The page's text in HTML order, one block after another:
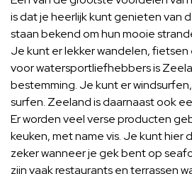
is dat je heerlijk kunt genieten van
staan bekend om hun mooie
Je kunt er lekker wandelen, fietsen
voor watersportliefhebbers is
bestemming. Je kunt er
surfen. Zeeland is daarnaast ook
Er worden veel verse producten
keuken, met name vis. Je kunt hier
zeker wanneer je gek bent op
zijn vaak restaurants en terrassen